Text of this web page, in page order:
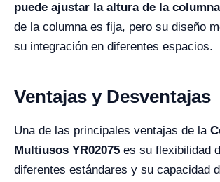
puede ajustar la altura de la
de la columna es fija, pero su diseño
su integración en diferentes espacios.
Ventajas y Desventajas
Una de las principales ventajas de la
Multiusos YR02075 es su flexibilidad
diferentes estándares y su capacidad